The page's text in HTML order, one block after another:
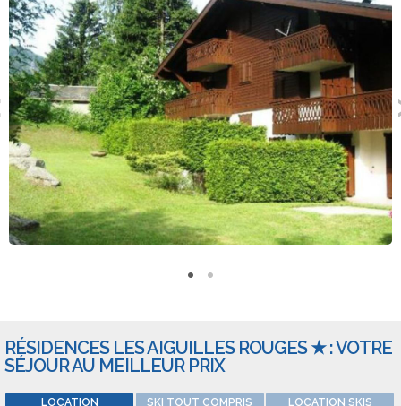
RÉSIDENCES LES AIGUILLES ROUGES ★ : VOTRE
SÉJOUR AU MEILLEUR PRIX
LOCATION
SKI TOUT COMPRIS LOCATION SKIS